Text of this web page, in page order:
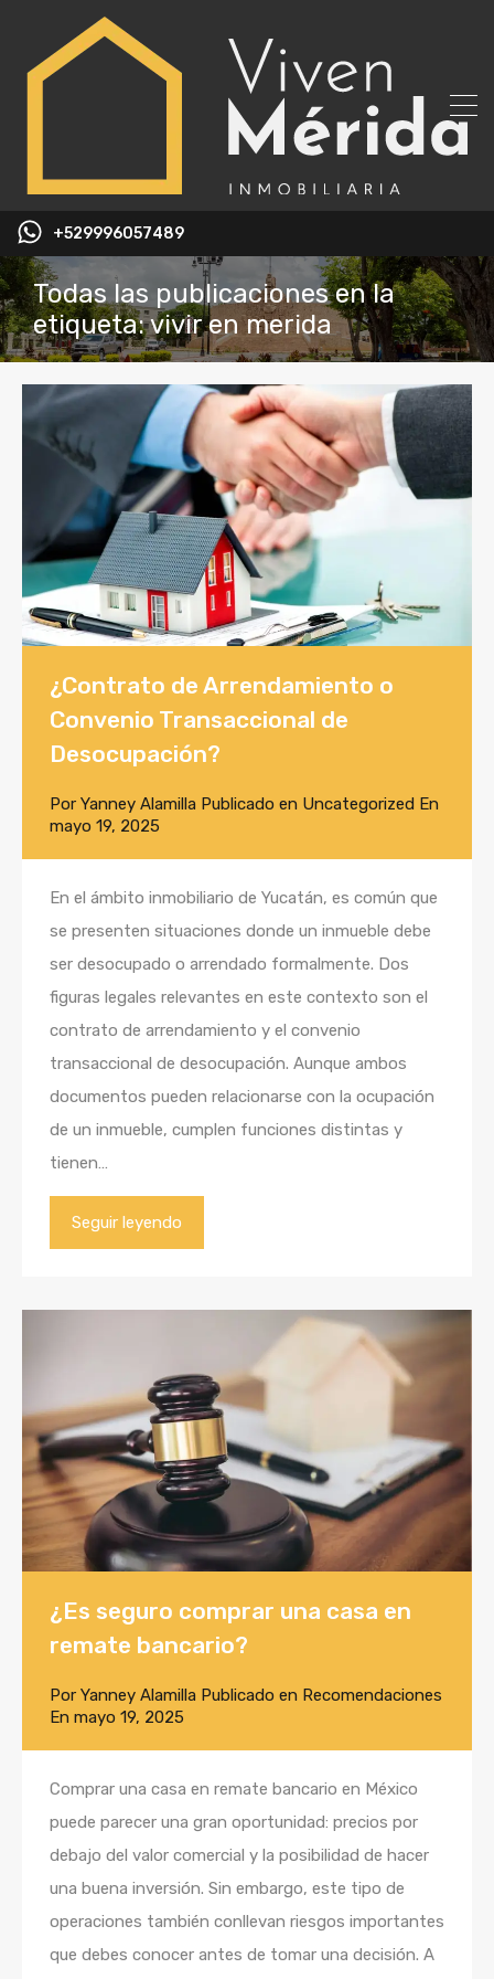
+529996057489
Todas las publicaciones en la
etiqueta: vivir en merida
¿Contrato de Arrendamiento o
Convenio Transaccional de
Desocupación?
Por Yanney Alamilla Publicado en Uncategorized En
mayo 19, 2025
En el ámbito inmobiliario de Yucatán, es común que
se presenten situaciones donde un inmueble debe
ser desocupado o arrendado formalmente. Dos
figuras legales relevantes en este contexto son el
contrato de arrendamiento y el convenio
transaccional de desocupación. Aunque ambos
documentos pueden relacionarse con la ocupación
de un inmueble, cumplen funciones distintas y
tienen…
Seguir leyendo
¿Es seguro comprar una casa en
remate bancario?
Por Yanney Alamilla Publicado en Recomendaciones
En mayo 19, 2025
Comprar una casa en remate bancario en México
puede parecer una gran oportunidad: precios por
debajo del valor comercial y la posibilidad de hacer
una buena inversión. Sin embargo, este tipo de
operaciones también conllevan riesgos importantes
que debes conocer antes de tomar una decisión. A